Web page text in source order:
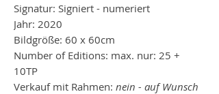
Signatur: Signiert - numeriert
Jahr: 2020
Bildgröße: 60 x 60cm
Number of Editions: max. nur: 25 +
10TP
Verkauf mit Rahmen: nein - auf Wunsch